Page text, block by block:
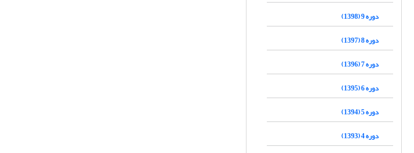
دوره 9 (1398)
دوره 8 (1397)
دوره 7 (1396)
دوره 6 (1395)
دوره 5 (1394)
دوره 4 (1393)